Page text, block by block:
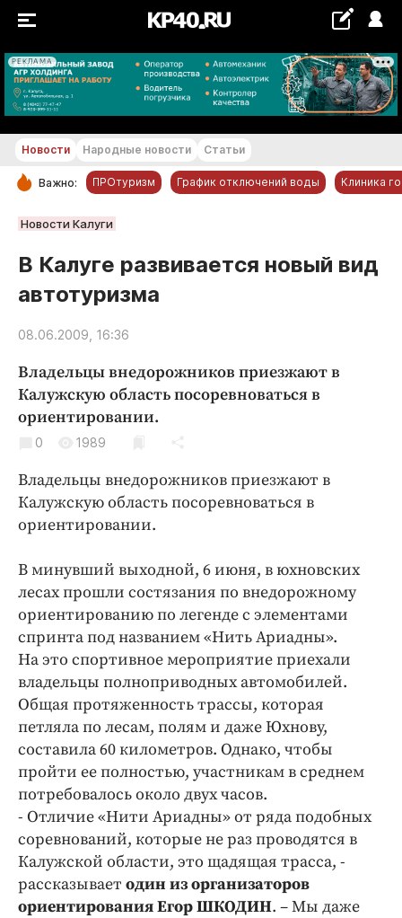
РЕКЛАМА
+20...+21 °С
РУБРИКИ
Новости компаний
Статьи
Народные новости
Благоустройство
Криминал
Культура
Образование
Общество
Праздники
Происшествия
Спорт
Экономика и бизнес
ПРОЕКТЫ
Блоги
Издания
Медиаперсона
Интересное чтиво
Клиника года
Бренд года
Работодатель года
Новости Народные новости Статьи
Важно: ПРОтуризм График отключений воды Клиника
Новости Калуги
В Калуге развивается новый вид
автотуризма
08.06.2009, 16:36
Владельцы внедорожников приезжают в
Калужскую область посоревноваться в
ориентировании.
0 1989
Владельцы внедорожников приезжают в
Калужскую область посоревноваться в
ориентировании.
В минувший выходной, 6 июня, в юхновских
лесах прошли состязания по внедорожному
ориентированию по легенде с элементами
спринта под названием «Нить Ариадны».
На это спортивное мероприятие приехали
владельцы полноприводных автомобилей.
Общая протяженность трассы, которая
петляла по лесам, полям и даже Юхнову,
составила 60 километров. Однако, чтобы
пройти ее полностью, участникам в среднем
потребовалось около двух часов.
- Отличие «Нити Ариадны» от ряда подобных
соревнований, которые не раз проводятся в
Калужской области, это щадящая трасса, -
рассказывает один из организаторов
ориентирования Егор ШКОДИН. – Мы даже